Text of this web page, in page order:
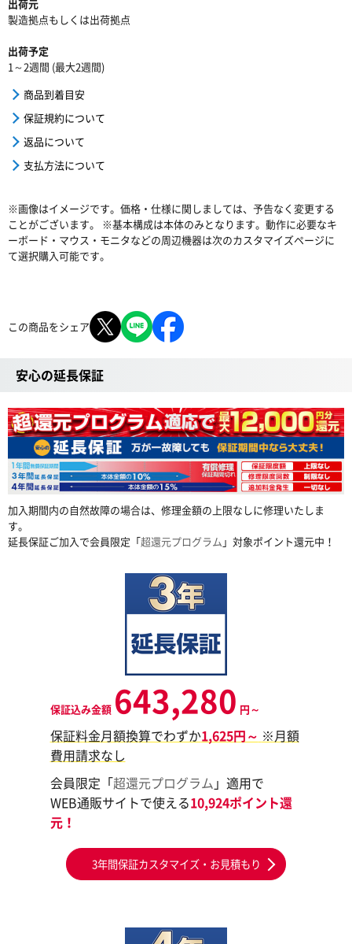
出荷元
製造拠点もしくは出荷拠点
出荷予定
1～2週間 (最大2週間)
商品到着目安
保証規約について
返品について
支払方法について
※画像はイメージです。価格・仕様に関しましては、予告なく変更する
ことがございます。 ※基本構成は本体のみとなります。動作に必要なキ
ーボード・マウス・モニタなどの周辺機器は次のカスタマイズページに
て選択購入可能です。
この商品をシェア
安心の延長保証
加入期間内の自然故障の場合は、修理金額の上限なしに修理いたしま
す。
延長保証ご加入で会員限定「超還元プログラム 」対象ポイント還元中！
保証込み金額 643,280 円～
保証料金月額換算でわずか1,625円～ ※月額
費用請求なし
会員限定「超還元プログラム 」適用で
WEB通販サイトで使える10,924ポイント還
元！
3年間保証カスタマイズ・お見積もり